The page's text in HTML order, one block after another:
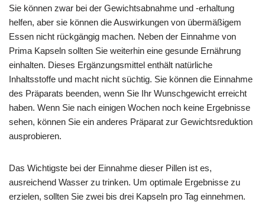
Sie können zwar bei der Gewichtsabnahme und -erhaltung
helfen, aber sie können die Auswirkungen von übermäßigem
Essen nicht rückgängig machen. Neben der Einnahme von
Prima Kapseln sollten Sie weiterhin eine gesunde Ernährung
einhalten. Dieses Ergänzungsmittel enthält natürliche
Inhaltsstoffe und macht nicht süchtig. Sie können die Einnahme
des Präparats beenden, wenn Sie Ihr Wunschgewicht erreicht
haben. Wenn Sie nach einigen Wochen noch keine Ergebnisse
sehen, können Sie ein anderes Präparat zur Gewichtsreduktion
ausprobieren.
Das Wichtigste bei der Einnahme dieser Pillen ist es,
ausreichend Wasser zu trinken. Um optimale Ergebnisse zu
erzielen, sollten Sie zwei bis drei Kapseln pro Tag einnehmen.